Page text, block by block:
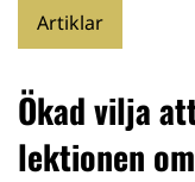
Artiklar
Ökad vilja
lektionen